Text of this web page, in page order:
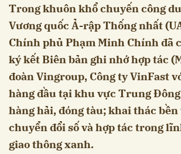
Trong khuôn khổ chuyến công
Vương quốc Ả-rập Thống nhất
Chính phủ Phạm Minh Chính đã
ký kết Biên bản ghi nhớ hợp tác
đoàn Vingroup, Công ty VinFast
hàng đầu tại khu vực Trung
hàng hải, đóng tàu; khai thác
chuyển đổi số và hợp tác trong
giao thông xanh.